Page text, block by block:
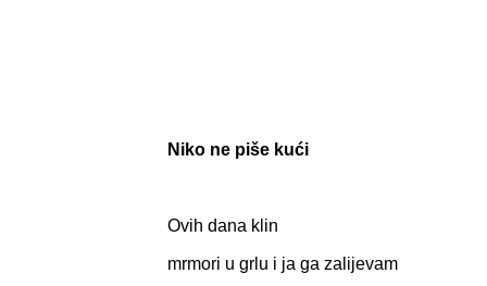
Niko ne piše kući
Ovih dana klin
mrmori u grlu i ja ga zalijevam